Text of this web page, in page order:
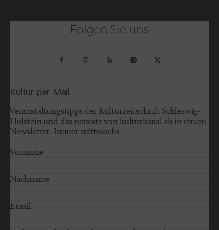
Folgen Sie uns
Kultur per Mail
Veranstaltungstipps der Kulturzeitschrift Schleswig-
Holstein und das neueste von kulturkanal.sh in einem
Newsletter. Immer mittwochs.
Vorname
Nachname
Email